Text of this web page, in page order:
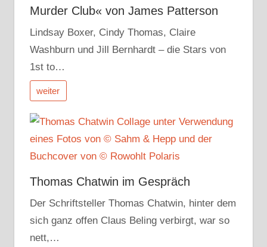
Murder Club« von James Patterson
Lindsay Boxer, Cindy Thomas, Claire
Washburn und Jill Bernhardt – die Stars von
1st to…
weiter
Thomas Chatwin im Gespräch
Der Schriftsteller Thomas Chatwin, hinter dem
sich ganz offen Claus Beling verbirgt, war so
nett,…